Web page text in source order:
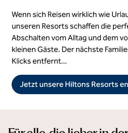
Wenn sich Reisen wirklich wie
unseren Resorts schaffen die
Abschalten vom Alltag und dem
kleinen Gäste. Der nächste
Klicks entfernt...
Jetzt unsere Hiltons Resorts